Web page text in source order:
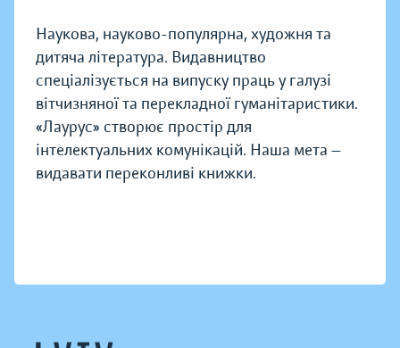
Наукова, науково-популярна, художня та
дитяча література. Видавництво
спеціалізується на випуску праць у галузі
вітчизняної та перекладної гуманітаристики.
«Лаурус» створює простір для
інтелектуальних комунікацій. Наша мета —
видавати переконливі книжки.